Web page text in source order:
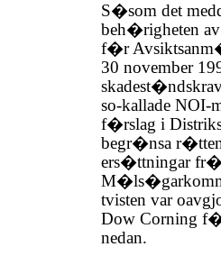
S�som det
beh�righeten
f�r
30 november
so-kallade
f�rslag i
begr�nsa
ers�ttningar
tvisten var
Dow Corning
nedan.